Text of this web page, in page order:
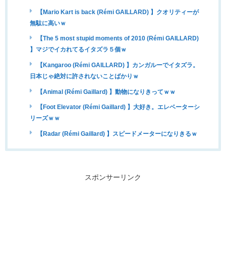
【Mario Kart is back (Rémi GAILLARD) 】クオリティーが
無駄に高いｗ
【The 5 most stupid moments of 2010 (Rémi GAILLARD)
】マジでイカれてるイタズラ５個ｗ
【Kangaroo (Rémi GAILLARD) 】カンガルーでイタズラ。
日本じゃ絶対に許されないことばかりｗ
【Animal (Rémi Gaillard) 】動物になりきってｗｗ
【Foot Elevator (Rémi Gaillard) 】大好き。エレベーターシ
リーズｗｗ
【Radar (Rémi Gaillard) 】スピードメーターになりきるｗ
スポンサーリンク